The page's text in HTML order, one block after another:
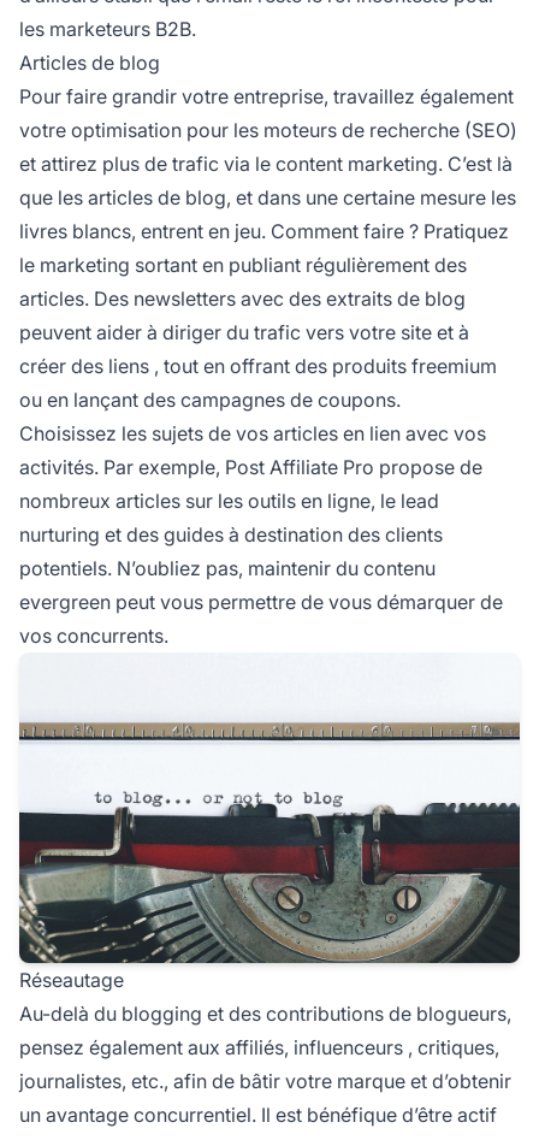
les marketeurs B2B.
Articles de blog
Pour faire grandir votre entreprise, travaillez également
votre optimisation pour les moteurs de recherche (SEO)
et attirez plus de trafic via le content marketing. C’est là
que les articles de blog, et dans une certaine mesure les
livres blancs, entrent en jeu. Comment faire ? Pratiquez
le marketing sortant en publiant régulièrement des
articles. Des newsletters avec des extraits de blog
peuvent aider à diriger du trafic vers votre site et à
créer des liens , tout en offrant des produits freemium
ou en lançant des campagnes de coupons.
Choisissez les sujets de vos articles en lien avec vos
activités. Par exemple, Post Affiliate Pro propose de
nombreux articles sur les outils en ligne, le lead
nurturing et des guides à destination des clients
potentiels. N’oubliez pas, maintenir du contenu
evergreen peut vous permettre de vous démarquer de
vos concurrents.
Réseautage
Au-delà du blogging et des contributions de blogueurs,
pensez également aux affiliés, influenceurs , critiques,
journalistes, etc., afin de bâtir votre marque et d’obtenir
un avantage concurrentiel. Il est bénéfique d’être actif